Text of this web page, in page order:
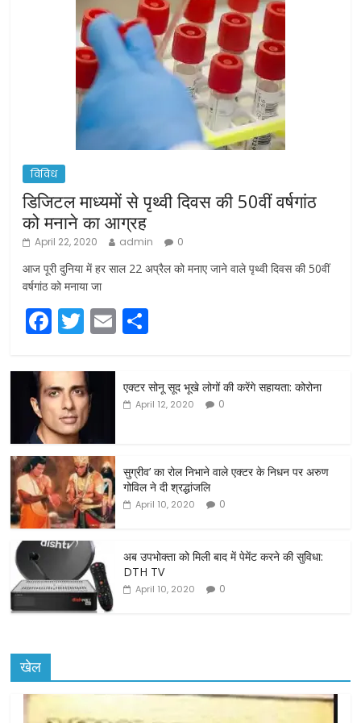
विविध
डिजिटल माध्यमों से पृथ्वी दिवस की 50वीं वर्षगांठ
को मनाने का आग्रह
April 22, 2020 admin 0
आज पूरी दुनिया में हर साल 22 अप्रैल को मनाए जाने वाले पृथ्वी दिवस की 50वीं
वर्षगांठ को मनाया जा
F
c
e
b
o
o
k
T
itt
er
E
ar
e
एक्टर सोनू सूद भूखे लोगों की करेंगे सहायता: कोरोना
April 12, 2020 0
सुग्रीव’ का रोल निभाने वाले एक्टर के निधन पर अरुण
गोविल ने दी श्रद्धांजलि
April 10, 2020 0
अब उपभोक्ता को मिली बाद में पेमेंट करने की सुविधा:
DTH TV
April 10, 2020 0
खेल